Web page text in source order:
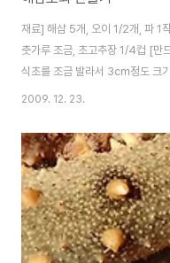
재료] 해삼 5개, 오이 1/2개, 파 1
춧가루 조금, 초고추장 1/4컵 [만
식초를 조금 발라서 3㎝정도 크
해삼, 오이를 분량의 조미료에 무친
2009. 12. 23.